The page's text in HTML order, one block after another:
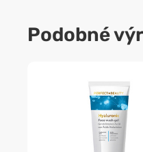
Podobné